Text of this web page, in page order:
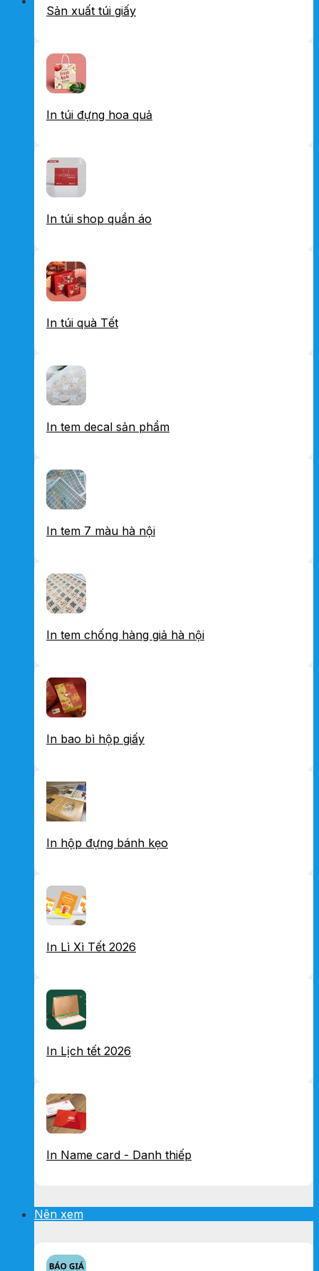
Sản xuất túi giấy
In túi đựng hoa quả
In túi shop quần áo
In túi quà Tết
In tem decal sản phẩm
In tem 7 màu hà nội
In tem chống hàng giả hà nội
In bao bì hộp giấy
In hộp đựng bánh kẹo
In Lì Xì Tết 2026
In Lịch tết 2026
In Name card - Danh thiếp
Nên xem